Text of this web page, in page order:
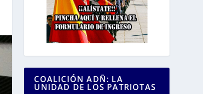
COALICIÓN ADÑ: LA
UNIDAD DE LOS PATRIOTAS